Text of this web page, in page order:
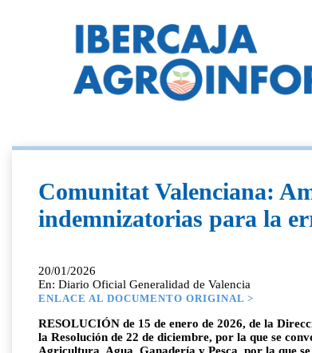
Comunitat Valenciana:
indemnizatorias para la
20/01/2026
En: Diario Oficial Generalidad de Valencia
ENLACE AL DOCUMENTO ORIGINAL >
RESOLUCIÓN de 15 de enero de 2026, de la
la Resolución de 22 de diciembre, por la que se
Agricultura, Agua, Ganadería y Pesca, por la que